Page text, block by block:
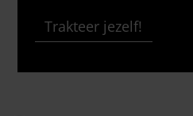
Trakteer jezelf!